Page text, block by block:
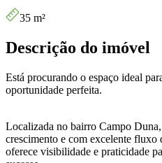
35 m²
Descrição do imóvel
Está procurando o espaço ideal
oportunidade perfeita.
Localizada no bairro Campo
crescimento e com excelente fluxo
oferece visibilidade e praticidade